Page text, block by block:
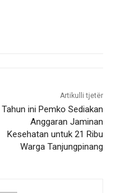
Artikulli tjetër
Tahun ini Pemko Sediakan
Anggaran Jaminan
Kesehatan untuk 21 Ribu
Warga Tanjungpinang